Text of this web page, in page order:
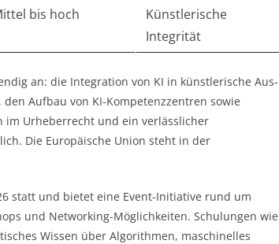
bis hoch
Künstlerische
Integrität
an: die Integration von KI in künstlerische Aus-
Aufbau von KI-Kompetenzzentren sowie
im Urheberrecht und ein verlässlicher
Die Europäische Union steht in der
statt und bietet eine Event-Initiative rund um
und Networking-Möglichkeiten. Schulungen wie
Wissen über Algorithmen, maschinelles